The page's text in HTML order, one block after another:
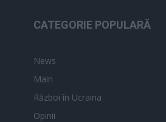
CATEGORIE POPULARĂ
News
Main
Război în Ucraina
Opinii